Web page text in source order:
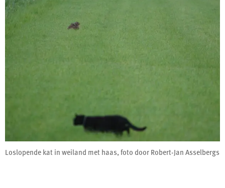
Loslopende kat in weiland met haas, foto door Robert-Jan Asselbergs